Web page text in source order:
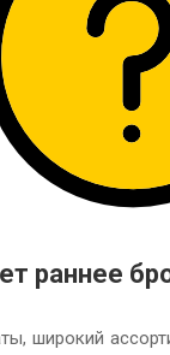
раннее
широкий